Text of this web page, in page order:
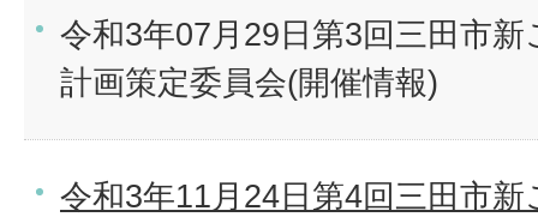
令和3年07月29日第3回三田市
計画策定委員会(開催情報)
令和3年11月24日第4回三田市